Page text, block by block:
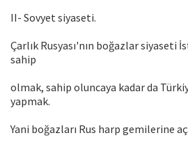
II- Sovyet siyaseti.
Çarlık Rusyası'nın boğazlar siyaseti
sahip
olmak, sahip oluncaya kadar da
yapmak.
Yani boğazları Rus harp gemilerine